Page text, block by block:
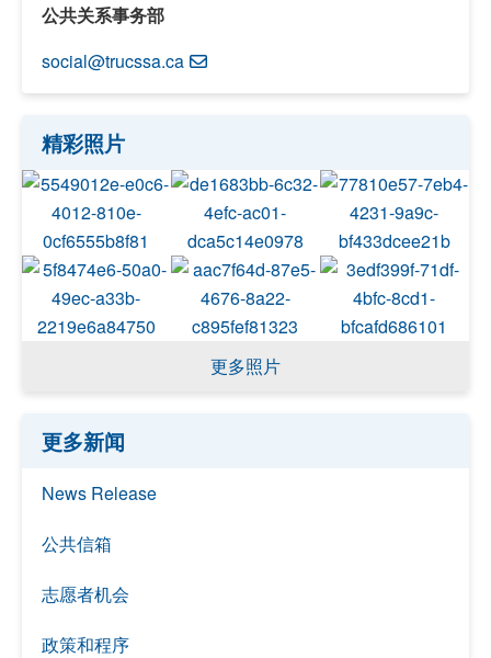
公共关系事务部
social@trucssa.ca
精彩照片
更多照片
更多新闻
News Release
公共信箱
志愿者机会
政策和程序